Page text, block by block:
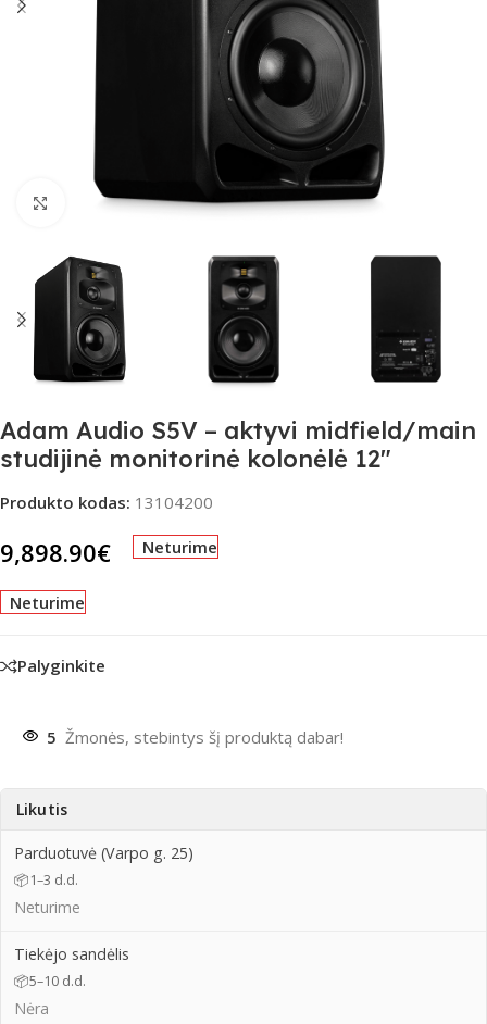
Spustelėkite, jei norite padidinti
Adam Audio S5V – aktyvi midfield/main
studijinė monitorinė kolonėlė 12″
Produkto kodas: 13104200
9,898.90€ Neturime
Neturime
Palyginkite
5 Žmonės, stebintys šį produktą dabar!
Likutis
Parduotuvė (Varpo g. 25)
📦1–3 d.d.
Neturime
Tiekėjo sandėlis
📦5–10 d.d.
Nėra